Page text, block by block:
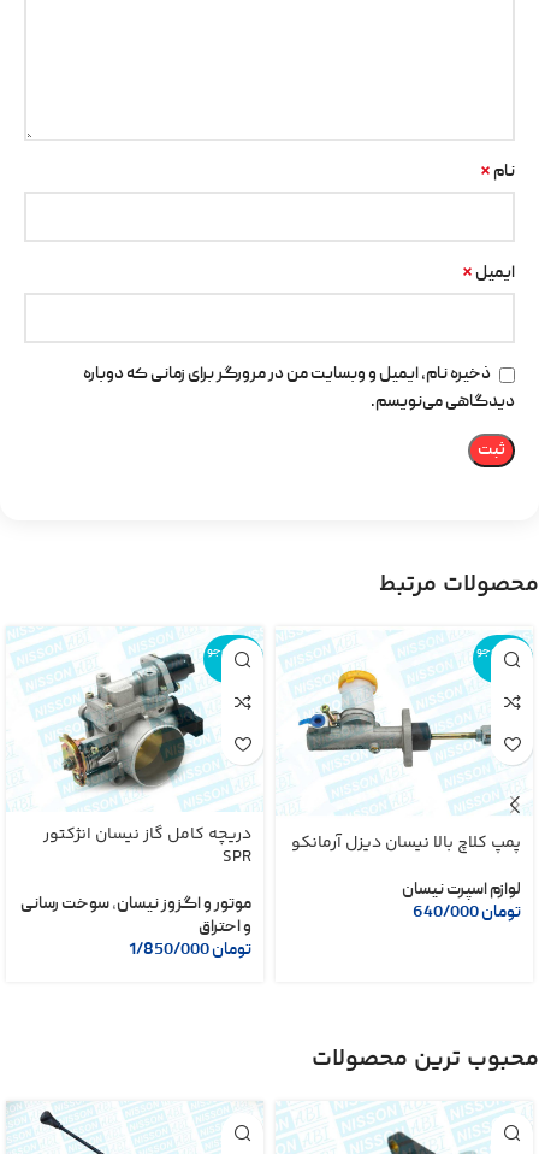
نام *
ایمیل *
ذخیره نام، ایمیل و وبسایت من در مرورگر برای زمانی که دوباره
دیدگاهی می‌نویسم.
محصولات مرتبط
اتمام موجو
دی
پمپ کلاچ بالا نیسان دیزل آرمانکو
لوازم اسپرت نیسان
تومان
اتمام موجو
دی
دریچه کامل گاز نیسان انژکتور
SPR
موتور و اگزوز نیسان,سوخت رسانی
و احتراق
تومان
محبوب ترین محصولات